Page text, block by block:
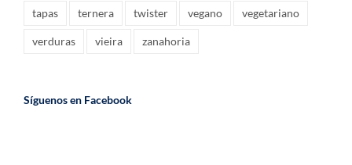
tapas ternera twister vegano vegetariano
verduras vieira zanahoria
Síguenos en Facebook